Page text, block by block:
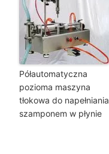
Półautomatyczna
pozioma maszyna
tłokowa do napełniania
szamponem w płynie